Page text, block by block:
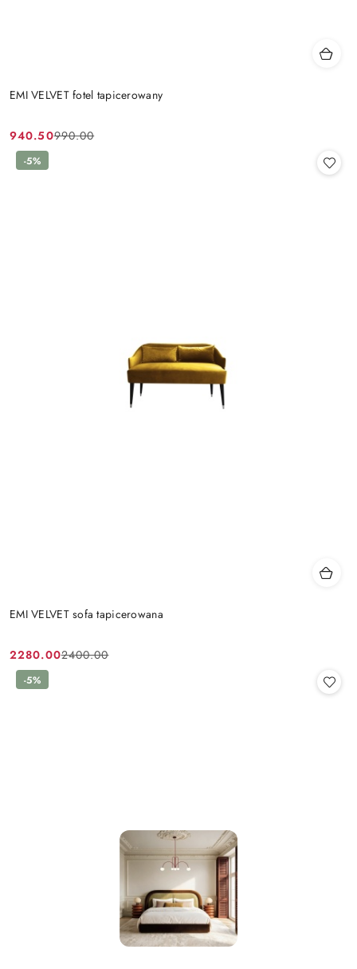
EMI VELVET fotel tapicerowany
Cena
promocyjna:
940.50
Cena
przed
990.00
EMI VELVET sofa tapicerowana
Cena
promocyjna:
2280.00
Cena
przed
2400.00
-5%
-5%